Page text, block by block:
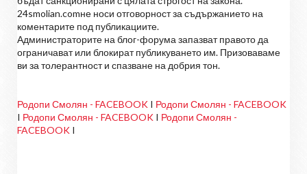
24smolian.comне носи отговорност за съдържанието на
коментарите под публикациите.
Администраторите на блог-форума запазват правото да
ограничават или блокират публикуването им. Призоваваме
ви за толерантност и спазване на добрия тон.
Родопи Смолян - FACEBOOK I Родопи Смолян - FACEBOOK
I Родопи Смолян - FACEBOOK I Родопи Смолян -
FACEBOOK I